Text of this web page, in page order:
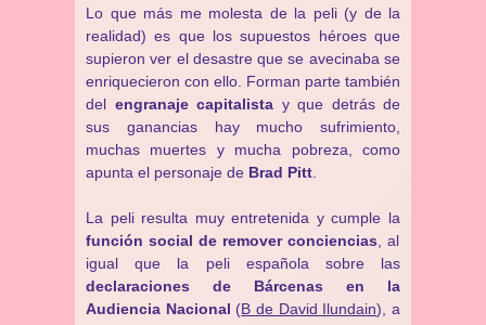
Lo que más me molesta de la peli (y de la
realidad) es que los supuestos héroes que
supieron ver el desastre que se avecinaba se
enriquecieron con ello. Forman parte también
del engranaje capitalista y que detrás de
sus ganancias hay mucho sufrimiento,
muchas muertes y mucha pobreza, como
apunta el personaje de Brad Pitt
La peli resulta muy entretenida y cumple la
función social de remover conciencias , al
igual que la peli española sobre las
declaraciones de Bárcenas en la
Audiencia Nacional (B de David Ilundain), a